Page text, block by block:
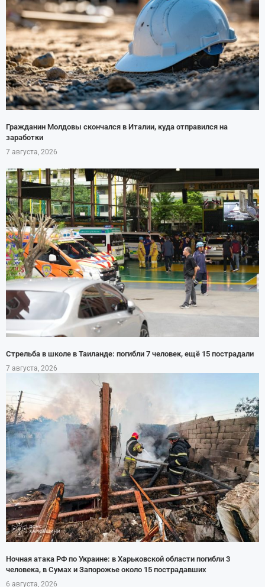
Гражданин Молдовы скончался в Италии, куда отправился на
заработки
7 августа, 2026
Стрельба в школе в Таиланде: погибли 7 человек, ещё 15 пострадали
7 августа, 2026
Ночная атака РФ по Украине: в Харьковской области погибли 3
человека, в Сумах и Запорожье около 15 пострадавших
6 августа, 2026